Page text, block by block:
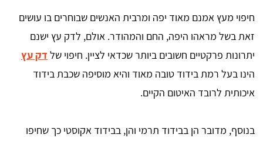
חיפוי מעץ אמנם מאוד יפה ומרבית האנשים שבוחרים בו עושים
זאת בשל מראהו היפה, החם והמהודר. אולם, לדק עץ ישנם
יתרונות פרקטיים חשובים ביותר שכדאי לציין. חיפוי של דק עץ
הינו בעל רמת בידוד טובה מאוד והיא מוסיפה שכבת בידוד
איכותית לרובד האיטום הקיים.
בנוסף, מדובר הן בבידוד תרמי והן, בבידוד אקוסטי כך שחיפו